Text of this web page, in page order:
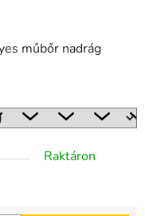
műbőr nadrág
Raktáron